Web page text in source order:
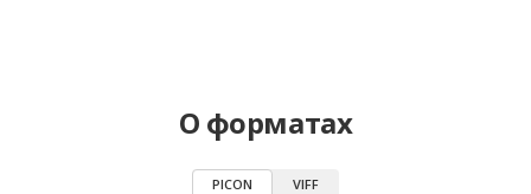
О форматах
PICON VIFF